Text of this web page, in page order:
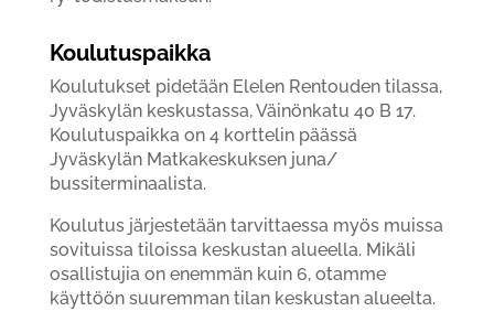
Koulutuspaikka
Koulutukset pidetään Elelen Rentouden tilassa,
Jyväskylän keskustassa, Väinönkatu 40 B 17.
Koulutuspaikka on 4 korttelin päässä
Jyväskylän Matkakeskuksen juna/
bussiterminaalista.
Koulutus järjestetään tarvittaessa myös muissa
sovituissa tiloissa keskustan alueella. Mikäli
osallistujia on enemmän kuin 6, otamme
käyttöön suuremman tilan keskustan alueelta.